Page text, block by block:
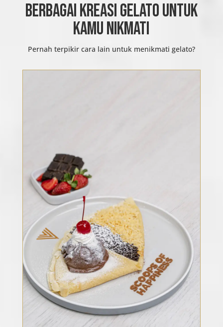
BERBAGAI KREASI GELATO UNTUK
KAMU NIKMATI
Pernah terpikir cara lain untuk menikmati gelato?